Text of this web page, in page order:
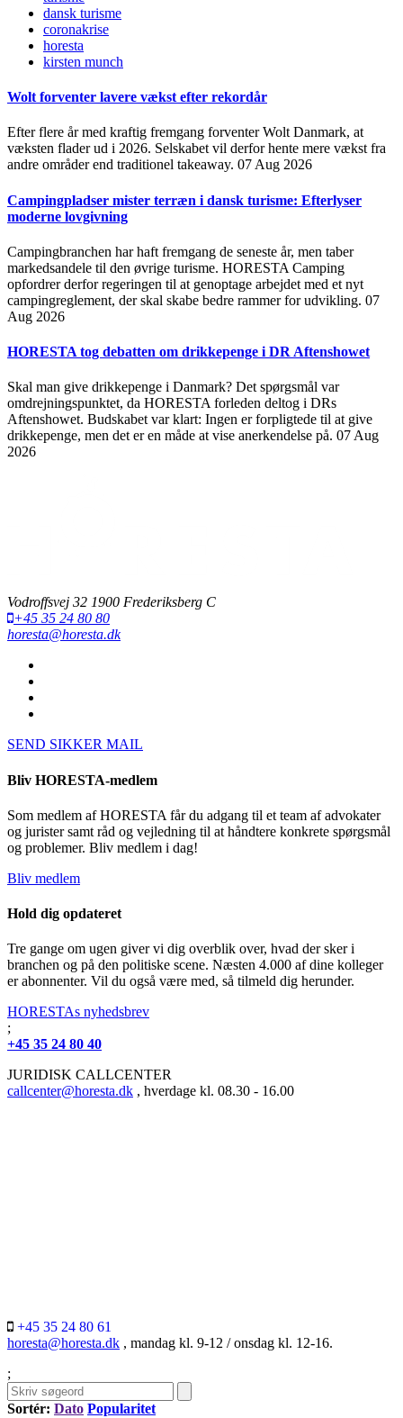
dansk turisme
coronakrise
horesta
kirsten munch
Wolt forventer lavere vækst efter rekordår
Efter flere år med kraftig fremgang forventer Wolt Danmark, at
væksten flader ud i 2026. Selskabet vil derfor hente mere vækst fra
andre områder end traditionel takeaway. 07 Aug 2026
Campingpladser mister terræn i dansk turisme: Efterlyser
moderne lovgivning
Campingbranchen har haft fremgang de seneste år, men taber
markedsandele til den øvrige turisme. HORESTA Camping
opfordrer derfor regeringen til at genoptage arbejdet med et nyt
campingreglement, der skal skabe bedre rammer for udvikling. 07
Aug 2026
HORESTA tog debatten om drikkepenge i DR Aftenshowet
Skal man give drikkepenge i Danmark? Det spørgsmål var
omdrejningspunktet, da HORESTA forleden deltog i DRs
Aftenshowet. Budskabet var klart: Ingen er forpligtede til at give
drikkepenge, men det er en måde at vise anerkendelse på. 07 Aug
2026
Vodroffsvej 32 1900 Frederiksberg C
+45 35 24 80 80
horesta@horesta.dk
SEND SIKKER MAIL
Bliv HORESTA-medlem
Som medlem af HORESTA får du adgang til et team af advokater
og jurister samt råd og vejledning til at håndtere konkrete spørgsmål
og problemer. Bliv medlem i dag!
Bliv medlem
Hold dig opdateret
Tre gange om ugen giver vi dig overblik over, hvad der sker i
branchen og på den politiske scene. Næsten 4.000 af dine kolleger
er abonnenter. Vil du også være med, så tilmeld dig herunder.
HORESTAs nyhedsbrev
;
+45 35 24 80 40
JURIDISK CALLCENTER
callcenter@horesta.dk , hverdage kl. 08.30 - 16.00
+45 35 24 80 61
horesta@horesta.dk , mandag kl. 9-12 / onsdag kl. 12-16.
;
Sortér: Dato Popularitet